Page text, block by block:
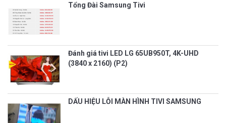
Tổng Đài Samsung Tivi
Đánh giá tivi LED LG 65UB950T, 4K-UHD
(3840 x 2160) (P2)
DẤU HIỆU LỖI MÀN HÌNH TIVI SAMSUNG